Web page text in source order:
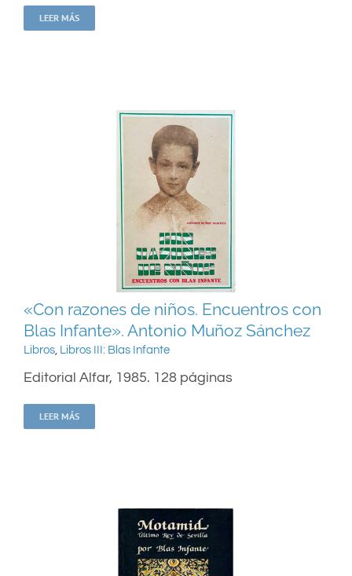
LEER MÁS
«Con razones de niños. Encuentros con Blas
Infante». Antonio Muñoz Sánchez
«Con razones de niños. Encuentros con
Blas Infante». Antonio Muñoz Sánchez
Libros, Libros III: Blas Infante
Editorial Alfar, 1985. 128 páginas
LEER MÁS